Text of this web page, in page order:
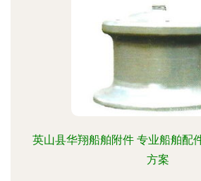
英山县华翔船舶附件 专业船舶配
方案